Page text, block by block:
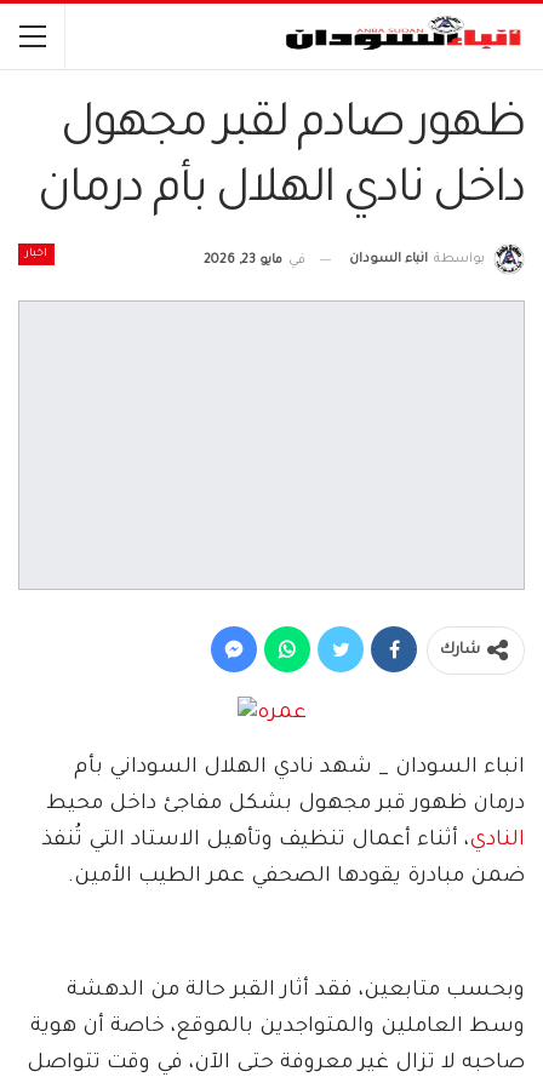
ظهور صادم لقبر مجهول
داخل نادي الهلال بأم درمان
اخبار بواسطة انباء السودان في مايو 23, 2026
شارك
انباء السودان _ شهد نادي الهلال السوداني بأم
درمان ظهور قبر مجهول بشكل مفاجئ داخل محيط
النادي، أثناء أعمال تنظيف وتأهيل الاستاد التي تُنفذ
ضمن مبادرة يقودها الصحفي عمر الطيب الأمين.
وبحسب متابعين، فقد أثار القبر حالة من الدهشة
وسط العاملين والمتواجدين بالموقع، خاصة أن هوية
صاحبه لا تزال غير معروفة حتى الآن، في وقت تتواصل